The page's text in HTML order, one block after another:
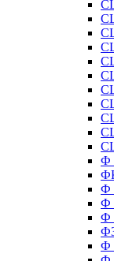
Ф
Ф
Ф
Ф
Ф